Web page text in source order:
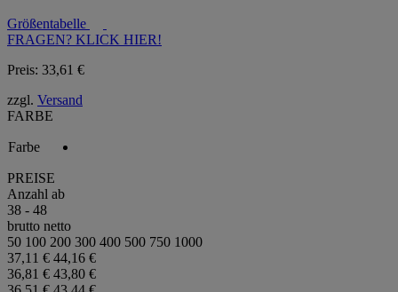
Größentabelle
FRAGEN? KLICK HIER!
Preis: 33,61 €
zzgl. Versand
FARBE
Farbe
PREISE
Anzahl ab
38 - 48
brutto netto
50 100 200 300 400 500 750 1000
37,11 € 44,16 €
36,81 € 43,80 €